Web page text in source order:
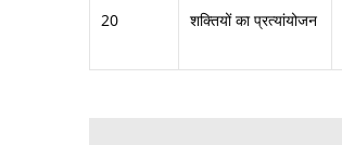
20 शक्तियों का प्रत्यांयोजन